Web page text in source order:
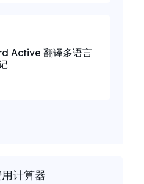
Active 翻译多语言
计算器